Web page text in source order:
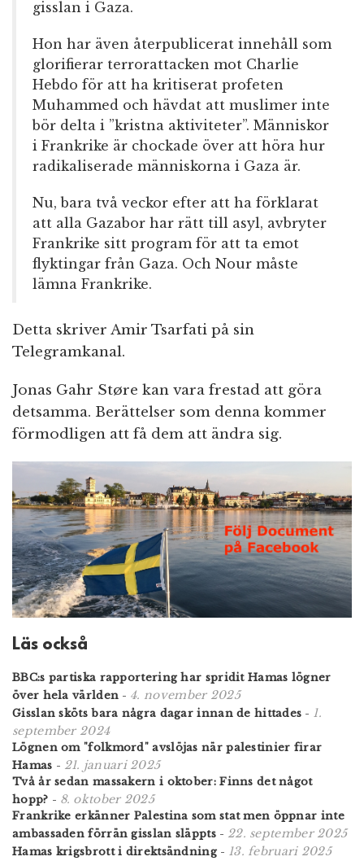
gisslan i Gaza.
Hon har även återpublicerat innehåll som
glorifierar terrorattacken mot Charlie
Hebdo för att ha kritiserat profeten
Muhammed och hävdat att muslimer inte
bör delta i ”kristna aktiviteter”. Människor
i Frankrike är chockade över att höra hur
radikaliserade människorna i Gaza är.
Nu, bara två veckor efter att ha förklarat
att alla Gazabor har rätt till asyl, avbryter
Frankrike sitt program för att ta emot
flyktingar från Gaza. Och Nour måste
lämna Frankrike.
Detta skriver Amir Tsarfati på sin
Telegramkanal.
Jonas Gahr Støre kan vara frestad att göra
detsamma. Berättelser som denna kommer
förmodligen att få dem att ändra sig.
Läs också
BBC:s partiska rapportering har spridit Hamas lögner
över hela världen - 4. november 2025
Gisslan sköts bara några dagar innan de hittades - 1.
september 2024
Lögnen om "folkmord" avslöjas när palestinier firar
Hamas - 21. januari 2025
Två år sedan massakern i oktober: Finns det något
hopp? - 8. oktober 2025
Frankrike erkänner Palestina som stat men öppnar inte
ambassaden förrän gisslan släppts- 22. september 2025
Hamas krigsbrott i direktsändning- 13. februari 2025